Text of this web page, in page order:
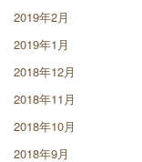
2019年2月
2019年1月
2018年12月
2018年11月
2018年10月
2018年9月